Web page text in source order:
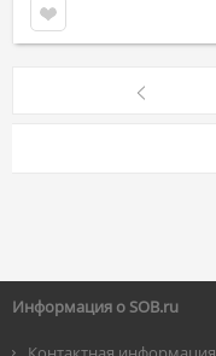
Информация о SOB.ru